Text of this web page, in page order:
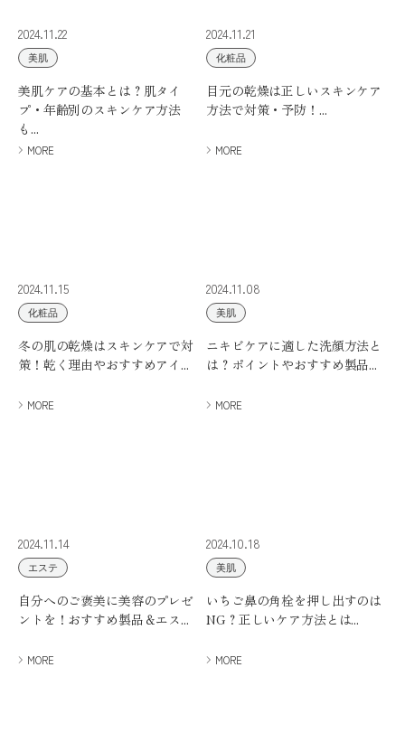
2024.11.22
美肌
美肌ケアの基本とは？肌タイ
プ・年齢別のスキンケア方法
も...
MORE
2024.11.21
化粧品
目元の乾燥は正しいスキンケア
方法で対策・予防！...
MORE
2024.11.15
化粧品
冬の肌の乾燥はスキンケアで対
策！乾く理由やおすすめアイ...
MORE
2024.11.08
美肌
ニキビケアに適した洗顔方法と
は？ポイントやおすすめ製品...
MORE
2024.11.14
エステ
自分へのご褒美に美容のプレゼ
ントを！おすすめ製品＆エス...
MORE
2024.10.18
美肌
いちご鼻の角栓を押し出すのは
NG？正しいケア方法とは...
MORE